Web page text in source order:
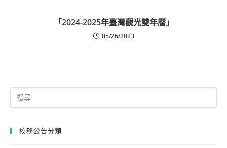
「2024-2025年臺灣觀光雙年曆」
05/26/2023
Search
for:
校務公告分類